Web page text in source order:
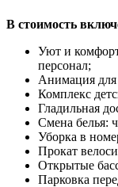
В стоимость
Уют и
персонал;
Анимация для
Комплекс
Гладильная
Смена белья:
Уборка в
Прокат
Открытые
Парковка